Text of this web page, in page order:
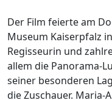
Der Film feierte am
Museum Kaiserpfalz
Regisseurin und
allem die Panorama-
seiner besonderen
die Zuschauer. Maria-